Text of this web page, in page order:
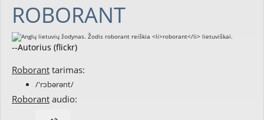
ROBORANT
--Autorius (flickr)
Roborant tarimas:
/'rɔbərənt/
Roborant audio: